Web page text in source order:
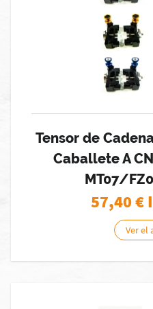
Tensor de
Caballete A
MT07/
57,40€
Ver el